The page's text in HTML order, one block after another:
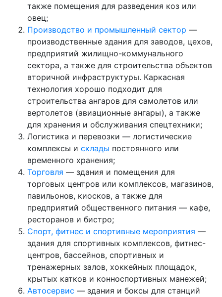
также помещения для разведения коз или
овец;
Производство и промышленный сектор —
производственные здания для заводов, цехов,
предприятий жилищно-коммунального
сектора, а также для строительства объектов
вторичной инфраструктуры. Каркасная
технология хорошо подходит для
строительства ангаров для самолетов или
вертолетов (авиационные ангары), а также
для хранения и обслуживания спецтехники;
Логистика и перевозки — логистические
комплексы и склады постоянного или
временного хранения;
Торговля — здания и помещения для
торговых центров или комплексов, магазинов,
павильонов, киосков, а также для
предприятий общественного питания — кафе,
ресторанов и бистро;
Спорт, фитнес и спортивные мероприятия —
здания для спортивных комплексов, фитнес-
центров, бассейнов, спортивных и
тренажерных залов, хоккейных площадок,
крытых катков и конноспортивных манежей;
Автосервис — здания и боксы для станций